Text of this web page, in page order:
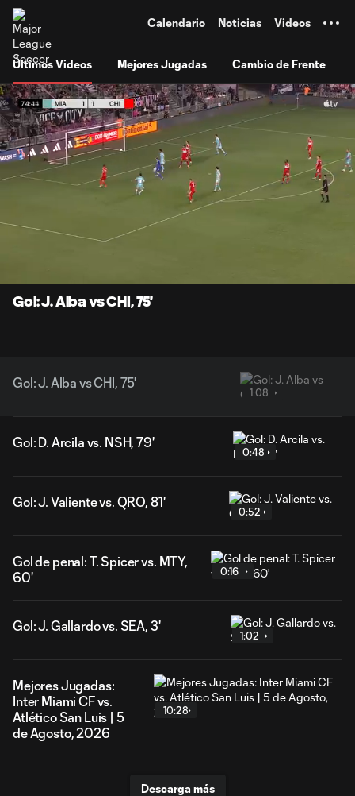
Calendario Noticias Videos
Últimos Videos Mejores Jugadas Cambio de Frente
0:07 Loaded
Gol: J. Alba vs CHI, 75'
Gol: J. Alba vs CHI, 75'
1:08
Gol: D. Arcila vs. NSH, 79'
0:48
Gol: J. Valiente vs. QRO, 81'
0:52
Gol de penal: T. Spicer vs. MTY,
60'
0:16
Gol: J. Gallardo vs. SEA, 3'
1:02
Mejores Jugadas:
Inter Miami CF vs.
Atlético San Luis | 5
de Agosto, 2026
10:28
Descarga más